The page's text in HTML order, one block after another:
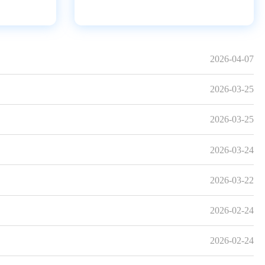
2026-04-07
2026-03-25
2026-03-25
2026-03-24
2026-03-22
2026-02-24
2026-02-24